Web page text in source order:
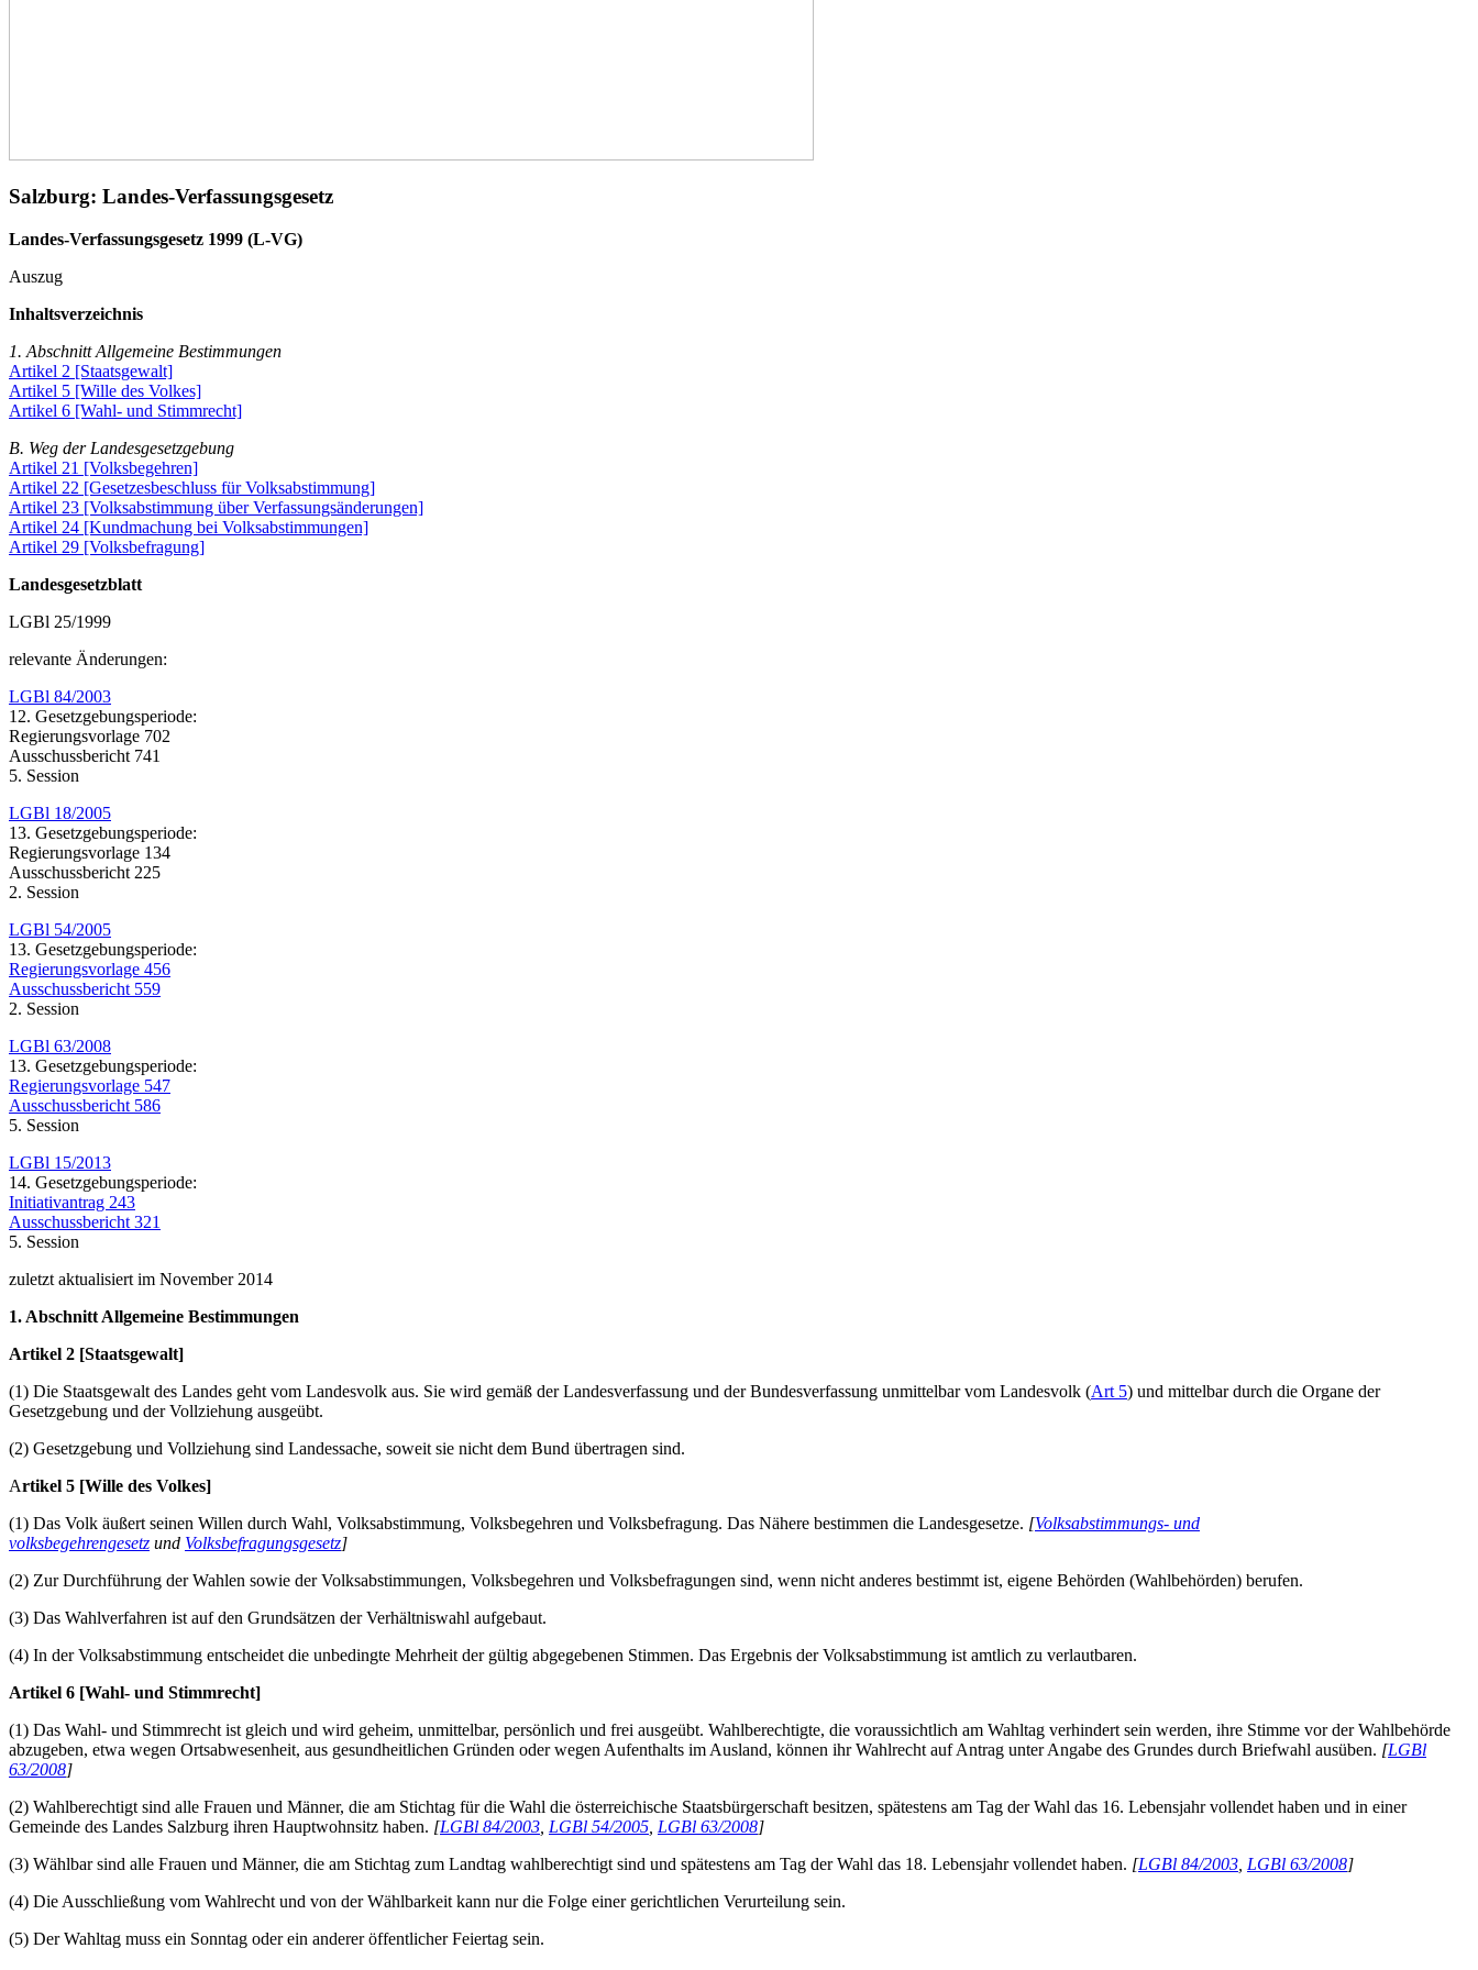
Salzburg: Landes-Verfassungsgesetz
Landes-Verfassungsgesetz 1999 (L-VG)
Auszug
Inhaltsverzeichnis
1. Abschnitt Allgemeine Bestimmungen
Artikel 2 [Staatsgewalt]
Artikel 5 [Wille des Volkes]
Artikel 6 [Wahl- und Stimmrecht]
B. Weg der Landesgesetzgebung
Artikel 21 [Volksbegehren]
Artikel 22 [Gesetzesbeschluss für Volksabstimmung]
Artikel 23 [Volksabstimmung über Verfassungsänderungen]
Artikel 24 [Kundmachung bei Volksabstimmungen]
Artikel 29 [Volksbefragung]
Landesgesetzblatt
LGBl 25/1999
relevante Änderungen:
LGBl 84/2003
12. Gesetzgebungsperiode:
Regierungsvorlage 702
Ausschussbericht 741
5. Session
LGBl 18/2005
13. Gesetzgebungsperiode:
Regierungsvorlage 134
Ausschussbericht 225
2. Session
LGBl 54/2005
13. Gesetzgebungsperiode:
Regierungsvorlage 456
Ausschussbericht 559
2. Session
LGBl 63/2008
13. Gesetzgebungsperiode:
Regierungsvorlage 547
Ausschussbericht 586
5. Session
LGBl 15/2013
14. Gesetzgebungsperiode:
Initiativantrag 243
Ausschussbericht 321
5. Session
zuletzt aktualisiert im November 2014
1. Abschnitt Allgemeine Bestimmungen
Artikel 2 [Staatsgewalt]
(1) Die Staatsgewalt des Landes geht vom Landesvolk aus. Sie wird gemäß der Landesverfassung und der Bundesverfassung unmittelbar vom Landesvolk (Art 5) und mittelbar durch die Organe der
Gesetzgebung und der Vollziehung ausgeübt.
(2) Gesetzgebung und Vollziehung sind Landessache, soweit sie nicht dem Bund übertragen sind.
Artikel 5 [Wille des Volkes]
(1) Das Volk äußert seinen Willen durch Wahl, Volksabstimmung, Volksbegehren und Volksbefragung. Das Nähere bestimmen die Landesgesetze. [Volksabstimmungs- und
volksbegehrengesetz und Volksbefragungsgesetz]
(2) Zur Durchführung der Wahlen sowie der Volksabstimmungen, Volksbegehren und Volksbefragungen sind, wenn nicht anderes bestimmt ist, eigene Behörden (Wahlbehörden) berufen.
(3) Das Wahlverfahren ist auf den Grundsätzen der Verhältniswahl aufgebaut.
(4) In der Volksabstimmung entscheidet die unbedingte Mehrheit der gültig abgegebenen Stimmen. Das Ergebnis der Volksabstimmung ist amtlich zu verlautbaren.
Artikel 6 [Wahl- und Stimmrecht]
(1) Das Wahl- und Stimmrecht ist gleich und wird geheim, unmittelbar, persönlich und frei ausgeübt. Wahlberechtigte, die voraussichtlich am Wahltag verhindert sein werden, ihre Stimme vor der Wahlbehörde
abzugeben, etwa wegen Ortsabwesenheit, aus gesundheitlichen Gründen oder wegen Aufenthalts im Ausland, können ihr Wahlrecht auf Antrag unter Angabe des Grundes durch Briefwahl ausüben. [LGBl
63/2008]
(2) Wahlberechtigt sind alle Frauen und Männer, die am Stichtag für die Wahl die österreichische Staatsbürgerschaft besitzen, spätestens am Tag der Wahl das 16. Lebensjahr vollendet haben und in einer
Gemeinde des Landes Salzburg ihren Hauptwohnsitz haben. [LGBl 84/2003 LGBl 54/2005 LGBl 63/2008]
(3) Wählbar sind alle Frauen und Männer, die am Stichtag zum Landtag wahlberechtigt sind und spätestens am Tag der Wahl das 18. Lebensjahr vollendet haben. [LGBl 84/2003 LGBl 63/2008]
(4) Die Ausschließung vom Wahlrecht und von der Wählbarkeit kann nur die Folge einer gerichtlichen Verurteilung sein.
(5) Der Wahltag muss ein Sonntag oder ein anderer öffentlicher Feiertag sein.